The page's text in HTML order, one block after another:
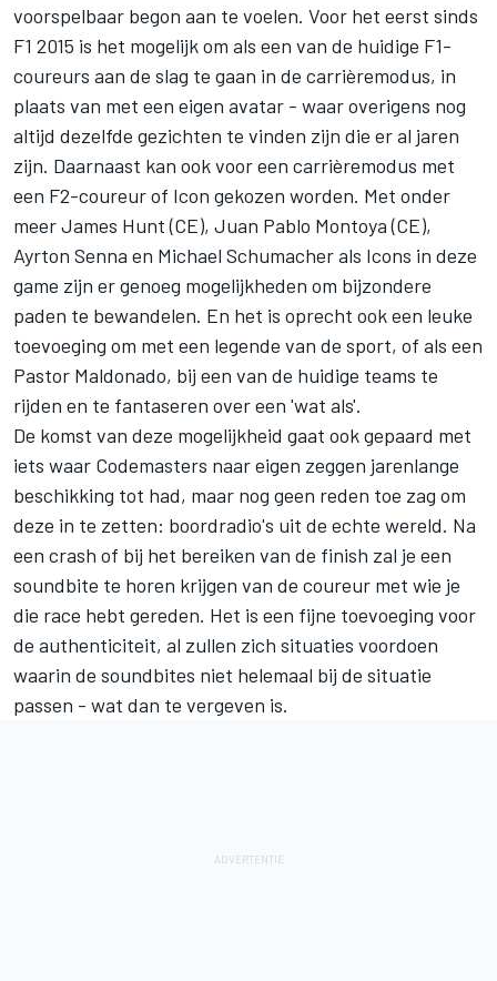
voorspelbaar begon aan te voelen. Voor het eerst sinds
F1 2015 is het mogelijk om als een van de huidige F1-
coureurs aan de slag te gaan in de carrièremodus, in
plaats van met een eigen avatar - waar overigens nog
altijd dezelfde gezichten te vinden zijn die er al jaren
zijn. Daarnaast kan ook voor een carrièremodus met
een F2-coureur of Icon gekozen worden. Met onder
meer James Hunt (CE), Juan Pablo Montoya (CE),
Ayrton Senna en Michael Schumacher als Icons in deze
game zijn er genoeg mogelijkheden om bijzondere
paden te bewandelen. En het is oprecht ook een leuke
toevoeging om met een legende van de sport, of als een
Pastor Maldonado, bij een van de huidige teams te
rijden en te fantaseren over een 'wat als'.
De komst van deze mogelijkheid gaat ook gepaard met
iets waar Codemasters naar eigen zeggen jarenlange
beschikking tot had, maar nog geen reden toe zag om
deze in te zetten: boordradio's uit de echte wereld. Na
een crash of bij het bereiken van de finish zal je een
soundbite te horen krijgen van de coureur met wie je
die race hebt gereden. Het is een fijne toevoeging voor
de authenticiteit, al zullen zich situaties voordoen
waarin de soundbites niet helemaal bij de situatie
passen - wat dan te vergeven is.